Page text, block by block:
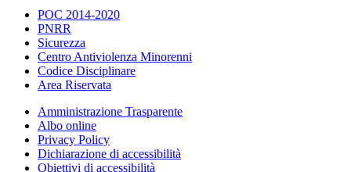
POC 2014-2020
PNRR
Sicurezza
Centro Antiviolenza Minorenni
Codice Disciplinare
Area Riservata
Amministrazione Trasparente
Albo online
Privacy Policy
Dichiarazione di accessibilità
Obiettivi di accessibilità